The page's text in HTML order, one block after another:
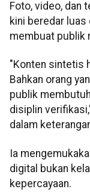
Foto, video, dan
kini beredar
membuat publik
"Konten sintetis
Bahkan orang
publik
disiplin
dalam
Ia
digital bukan
kepercayaan.